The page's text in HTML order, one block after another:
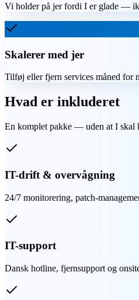
Vi holder på jer fordi I er glade —
Skalerer med jer
Tilføj eller fjern services måned for
Hvad er inkluderet
En komplet pakke — uden at I skal
IT-drift & overvågning
24/7 monitorering, patch-
IT-support
Dansk hotline, fjernsupport og